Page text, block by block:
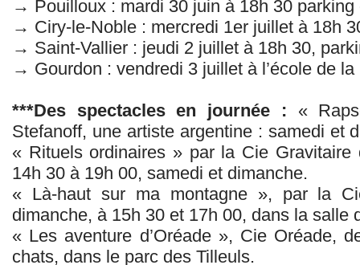
→ Pouilloux : mardi 30 juin à 18h 30
→ Ciry-le-Noble : mercredi 1er juillet à 18h
→ Saint-Vallier : jeudi 2 juillet à 18h 30,
→ Gourdon : vendredi 3 juillet à l’école de
***Des spectacles en journée : «
Stefanoff, une artiste argentine : samedi et
« Rituels ordinaires » par la Cie
14h 30 à 19h 00, samedi et dimanche.
« Là-haut sur ma montagne », par la
dimanche, à 15h 30 et 17h 00, dans la salle
« Les aventure d’Oréade », Cie Oréade,
chats, dans le parc des Tilleuls.